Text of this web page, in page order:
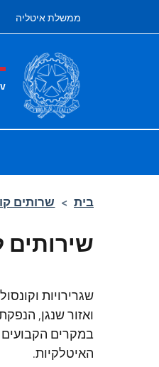
ממשלת איטליה
and menu
בית > שרותים
שגרירויות
ואזור שנגן,
במקרים הקבועים
האיטלקיות.